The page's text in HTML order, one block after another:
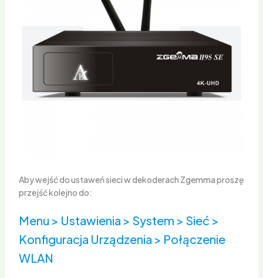
Aby wejść do ustaweń sieci w dekoderach Zgemma proszę
przejść kolejno do:
Menu > Ustawienia > System > Sieć >
Konfiguracja Urządzenia > Połączenie
WLAN